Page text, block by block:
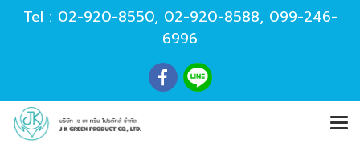
Tel : 02-920-8550, 02-920-8588, 099-246-
6996